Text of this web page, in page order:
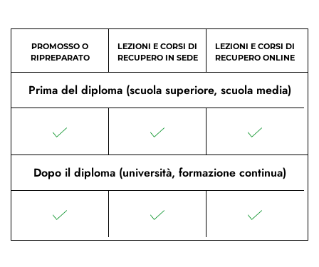
PROMOSSO O
RIPREPARATO
LEZIONI E CORSI DI
RECUPERO IN SEDE
LEZIONI E CORSI DI
RECUPERO ONLINE
Prima del diploma (scuola superiore, scuola media)
Dopo il diploma (università, formazione continua)